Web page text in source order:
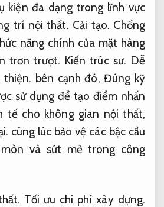
kiện đa dạng trong lĩnh vực
trí nội thất. Cải tạo. Chống
năng chính của mặt hàng
trơn trượt. Kiến trúc sư. Dễ
thiện. bên cạnh đó, Đúng kỹ
sử dụng để tạo điểm nhấn
tế cho không gian nội thất,
cùng lúc bảo vệ các bậc cầu
và sứt mẻ trong công
Tối ưu chi phí xây dựng.